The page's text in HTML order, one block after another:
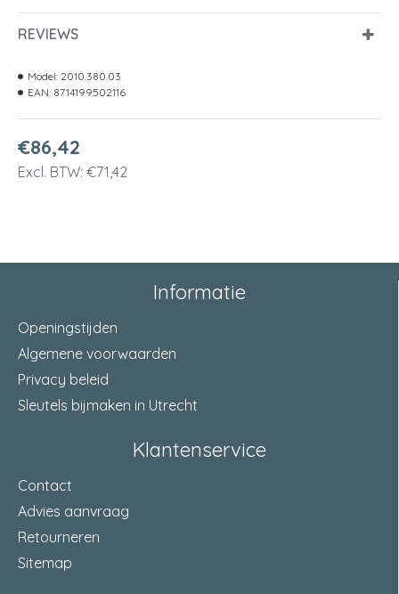
Geleverd inclusief montagemateriaal en 1 sleutel.
lengte
keurmerk
afm. buis
REVIEWS
€86,42
Excl. BTW: €71,42
Model: 2010.380.03
EAN: 8714199502116
Informatie
Openingstijden
Algemene voorwaarden
Privacy beleid
Sleutels bijmaken in Utrecht
Klantenservice
Contact
Advies aanvraag
Retourneren
Sitemap